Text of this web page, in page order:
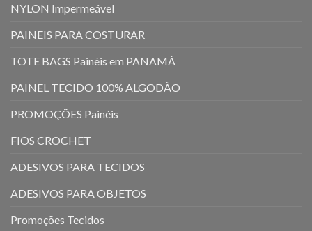
NYLON Impermeável
PAINEIS PARA COSTURAR
TOTE BAGS Painéis em PANAMÁ
PAINEL TECIDO 100% ALGODÃO
PROMOÇÕES Painéis
FIOS CROCHET
ADESIVOS PARA TECIDOS
ADESIVOS PARA OBJETOS
Promoções Tecidos